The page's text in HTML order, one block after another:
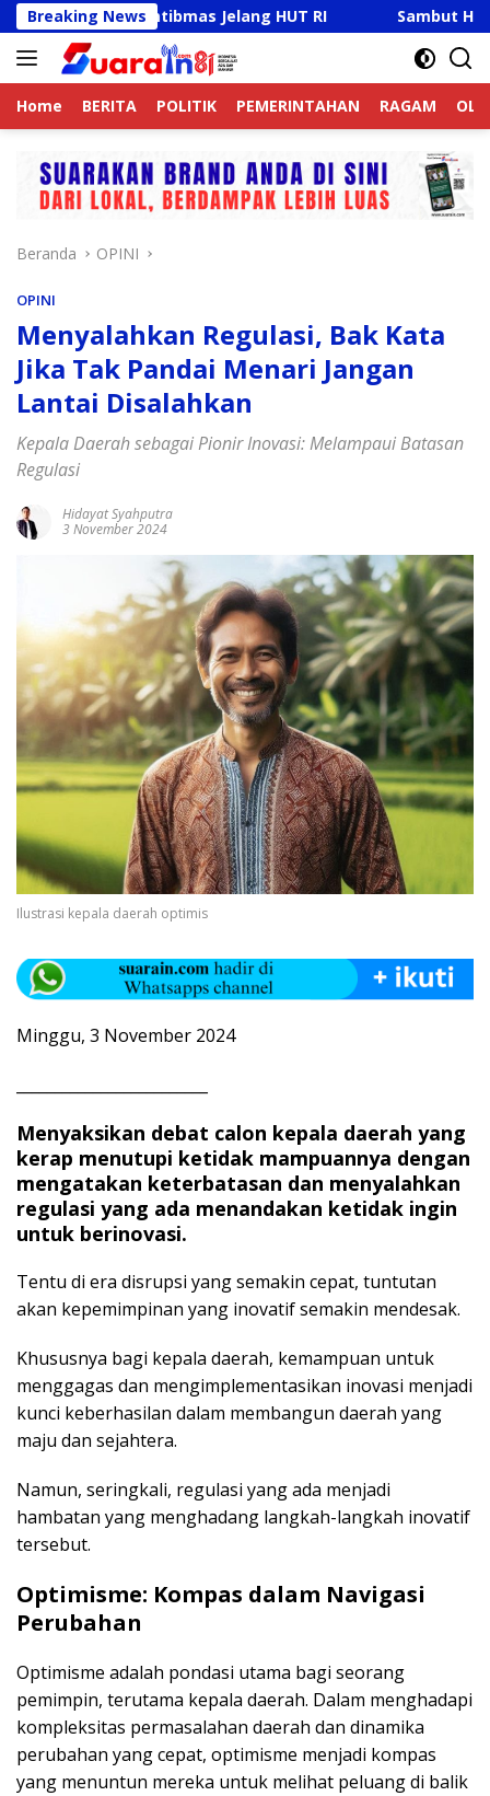
Langsung
ke
konten
Breaking NewsJelang HUT RI Sambut HUT RI Ke-81,
Home BERITA POLITIK PEMERINTAHAN RAGAM
Beranda OPINI
OPINI
Menyalahkan Regulasi, Bak Kata
Jika Tak Pandai Menari Jangan
Lantai Disalahkan
Kepala Daerah sebagai Pionir Inovasi: Melampaui Batasan
Regulasi
Hidayat Syahputra
3 November 2024
Ilustrasi kepala daerah optimis
Minggu, 3 November 2024
Menyaksikan debat calon kepala daerah yang
kerap menutupi ketidak mampuannya dengan
mengatakan keterbatasan dan menyalahkan
regulasi yang ada menandakan ketidak ingin
untuk berinovasi.
Tentu di era disrupsi yang semakin cepat, tuntutan
akan kepemimpinan yang inovatif semakin mendesak.
Khususnya bagi kepala daerah, kemampuan untuk
menggagas dan mengimplementasikan inovasi menjadi
kunci keberhasilan dalam membangun daerah yang
maju dan sejahtera.
Namun, seringkali, regulasi yang ada menjadi
hambatan yang menghadang langkah-langkah inovatif
tersebut.
Optimisme: Kompas dalam Navigasi
Perubahan
Optimisme adalah pondasi utama bagi seorang
pemimpin, terutama kepala daerah. Dalam menghadapi
kompleksitas permasalahan daerah dan dinamika
perubahan yang cepat, optimisme menjadi kompas
yang menuntun mereka untuk melihat peluang di balik